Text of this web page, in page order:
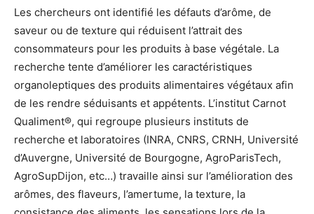
Les chercheurs ont identifié les défauts d’arôme, de
saveur ou de texture qui réduisent l’attrait des
consommateurs pour les produits à base végétale. La
recherche tente d’améliorer les caractéristiques
organoleptiques des produits alimentaires végétaux afin
de les rendre séduisants et appétents. L’institut Carnot
Qualiment®, qui regroupe plusieurs instituts de
recherche et laboratoires (INRA, CNRS, CRNH, Université
d’Auvergne, Université de Bourgogne, AgroParisTech,
AgroSupDijon, etc…) travaille ainsi sur l’amélioration des
arômes, des flaveurs, l’amertume, la texture, la